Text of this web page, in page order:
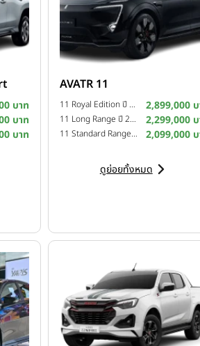
ของ CHERY ในงาน Hong Kong Auto
อยชั้นนำ ได้แก่ CHERY, OMODA &
บาท
บาท
บาท
AVATR 11
11 Royal Edition ปี 2025 2,899,000
11 Long Range ปี 2024 2,299,000
11 Standard Range ปี 2024 2,099,000
ดูย่อยทั้งหมด